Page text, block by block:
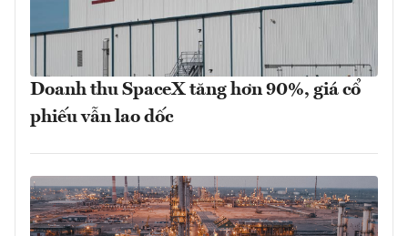
Doanh thu SpaceX tăng hơn 90%, giá cổ
phiếu vẫn lao dốc